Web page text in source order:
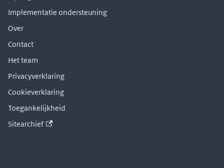
Implementatie ondersteuning
Over
Contact
Het team
Privacyverklaring
Cookieverklaring
Toegankelijkheid
Sitearchief